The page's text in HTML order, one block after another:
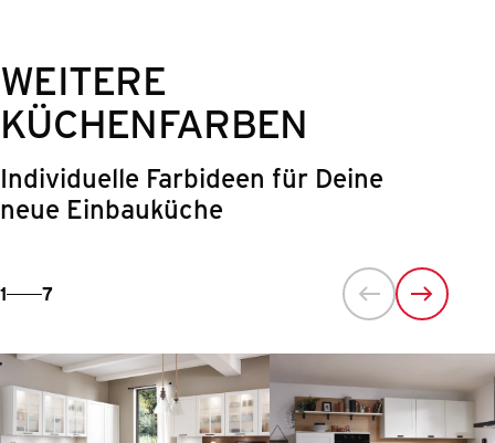
WEITERE
KÜCHENFARBEN
Individuelle Farbideen für Deine
neue Einbauküche
1 7